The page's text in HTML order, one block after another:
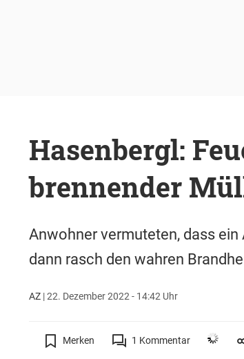
Hasenbergl:
brennender
Anwohner vermuteten, dass
dann rasch den wahren
AZ|22. Dezember 2022 - 14:42 Uhr
Merken 1 Kommentar